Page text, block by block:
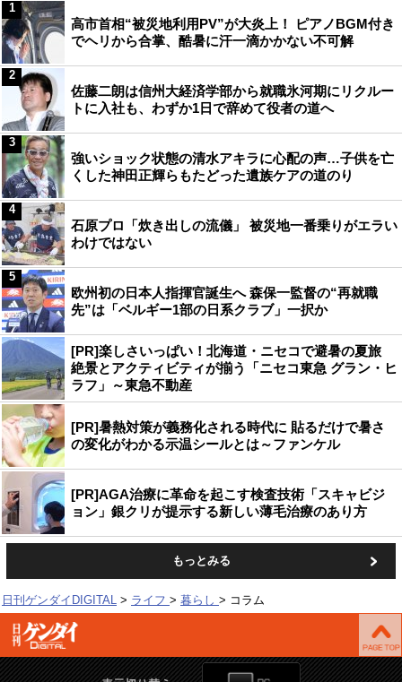
高市首相“被災地利用PV”が大炎上！ ピアノBGM付き
でヘリから合掌、酷暑に汗一滴かかない不可解
1
佐藤二朗は信州大経済学部から就職氷河期にリクルー
トに入社も、わずか1日で辞めて役者の道へ
2
強いショック状態の清水アキラに心配の声…子供を亡
くした神田正輝らもたどった遺族ケアの道のり
3
石原プロ「炊き出しの流儀」 被災地一番乗りがエラい
わけではない
4
欧州初の日本人指揮官誕生へ 森保一監督の“再就職
先”は「ベルギー1部の日系クラブ」一択か
5
[PR]楽しさいっぱい！北海道・ニセコで避暑の夏旅
絶景とアクティビティが揃う「ニセコ東急 グラン・ヒ
ラフ」～東急不動産
[PR]暑熱対策が義務化される時代に 貼るだけで暑さ
の変化がわかる示温シールとは～ファンケル
[PR]AGA治療に革命を起こす検査技術「スキャビジ
ョン」銀クリが提示する新しい薄毛治療のあり方
もっとみる
日刊ゲンダイDIGITAL ライフ 暮らし コラム